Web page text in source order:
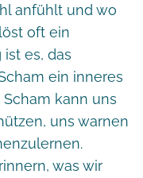
anfühlt und wo
oft ein
es, das
ein inneres
kann uns
uns warnen
was wir